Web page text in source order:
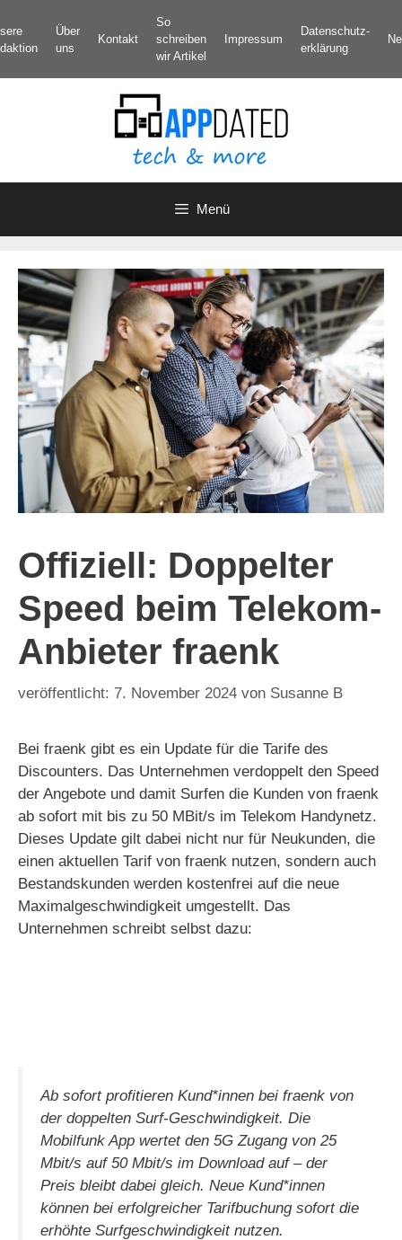
Inhalt
springen
Über
uns
Kontakt
So
schreiben
wir Artikel
Impressum
Datenschutz­
erklärung
Menü
Offiziell: Doppelter
Speed beim Telekom-
Anbieter fraenk
7. November 2024 von Susanne B
Bei fraenk gibt es ein Update für die Tarife des
Discounters. Das Unternehmen verdoppelt den Speed
der Angebote und damit Surfen die Kunden von fraenk
ab sofort mit bis zu 50 MBit/s im Telekom Handynetz.
Dieses Update gilt dabei nicht nur für Neukunden, die
einen aktuellen Tarif von fraenk nutzen, sondern auch
Bestandskunden werden kostenfrei auf die neue
Maximalgeschwindigkeit umgestellt. Das
Unternehmen schreibt selbst dazu:
Ab sofort profitieren Kund*innen bei fraenk von
der doppelten Surf-Geschwindigkeit. Die
Mobilfunk App wertet den 5G Zugang von 25
Mbit/s auf 50 Mbit/s im Download auf – der
Preis bleibt dabei gleich. Neue Kund*innen
können bei erfolgreicher Tarifbuchung sofort die
erhöhte Surfgeschwindigkeit nutzen.